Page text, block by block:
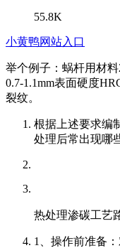
55.8K
小黄鸭网站入口
举个例子：蜗杆用材
0.7-1.1mm表面硬度
裂纹。
根据上述要求编
处理后常出现哪
热处理渗碳工艺
1、操作前准备